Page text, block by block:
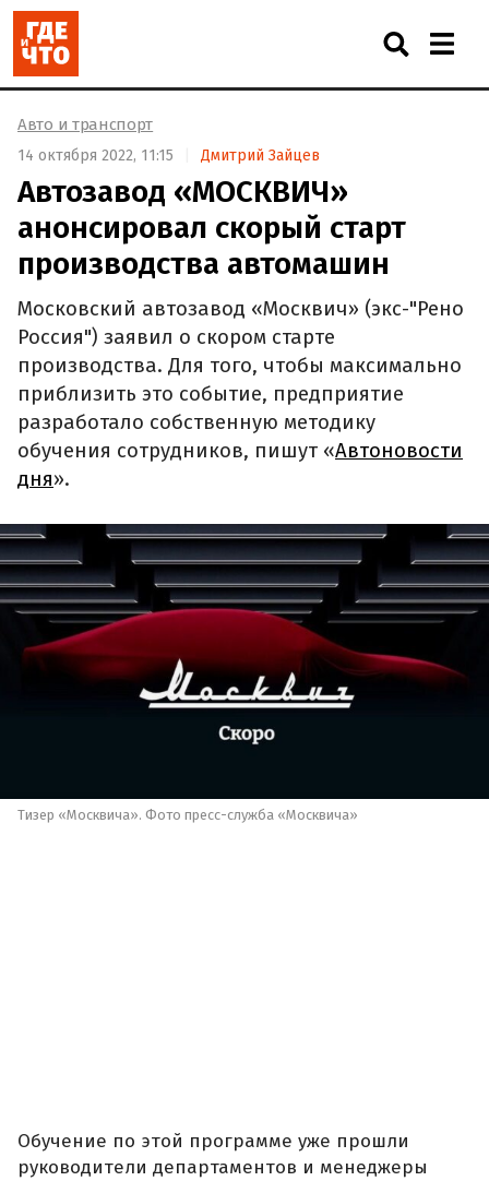
Авто и транспорт
14 октября 2022, 11:15 Дмитрий Зайцев
Автозавод «МОСКВИЧ»
анонсировал скорый старт
производства автомашин
Московский автозавод «Москвич» (экс-"Рено
Россия") заявил о скором старте
производства. Для того, чтобы максимально
приблизить это событие, предприятие
разработало собственную методику
обучения сотрудников, пишут «Автоновости
дня».
Тизер «Москвича». Фото пресс-служба «Москвича»
Обучение по этой программе уже прошли
руководители департаментов и менеджеры